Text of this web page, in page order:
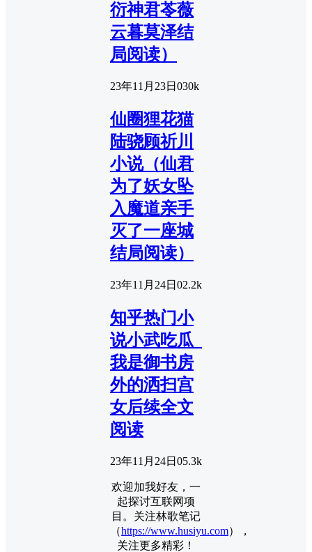
衍神君苓薇
云暮莫泽结
局阅读）
23年11月23日 030k
仙圈狸花猫
陆骁顾祈川
小说（仙君
为了妖女坠
入魔道亲手
灭了一座城
结局阅读）
23年11月24日 02.2k
知乎热门小
说小武吃瓜_
我是御书房
外的洒扫宫
女后续全文
阅读
23年11月24日 05.3k
欢迎加我好友，一
起探讨互联网项
目。关注林歌笔记
（https://www.husiyu.com），
关注更多精彩！